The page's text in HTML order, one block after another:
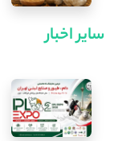
سایر اخبار